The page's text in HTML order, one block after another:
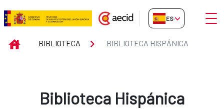
Saltar al contenido principal
Biblioteca Hispánica
ES-ES Abrir
INICIOBIBLIOTECA BIBLIOTECA HISPÁNICA
Biblioteca Hispánica